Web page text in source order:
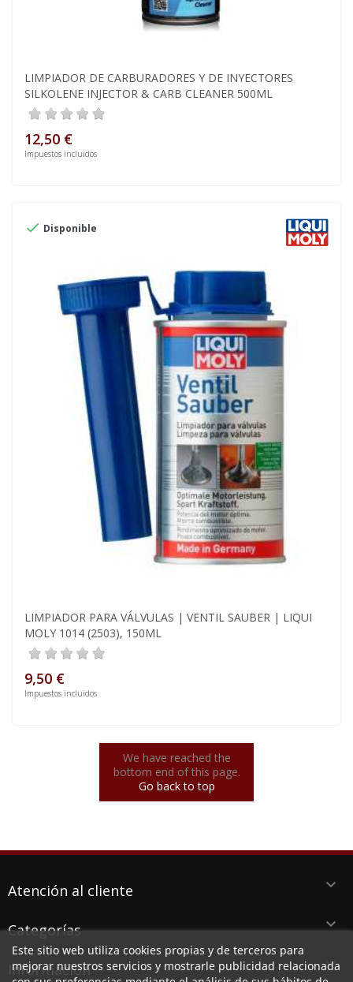
LIMPIADOR DE CARBURADORES Y DE INYECTORES
SILKOLENE INJECTOR & CARB CLEANER 500ML
12,50 €
Impuestos incluidos
 Disponible
LIMPIADOR PARA VÁLVULAS | VENTIL SAUBER | LIQUI
MOLY 1014 (2503), 150ML
9,50 €
Impuestos incluidos
We have reached the
bottom end of this page.
Go back to top
Atención al cliente keyboard_arrow_down
Categorías keyboard_arrow_down
Información keyboard_arrow_down
Este sitio web utiliza cookies propias y de terceros para
mejorar nuestros servicios y mostrarle publicidad relacionada